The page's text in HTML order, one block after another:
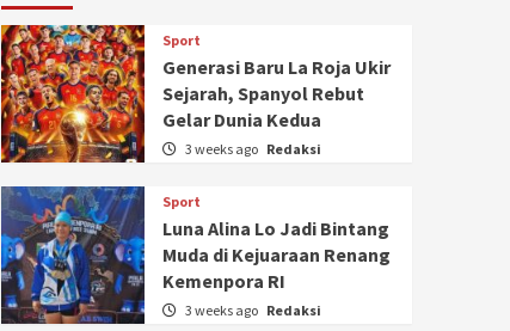
Sport
Generasi Baru La Roja Ukir
Sejarah, Spanyol Rebut
Gelar Dunia Kedua
3 weeks ago Redaksi
Sport
Luna Alina Lo Jadi Bintang
Muda di Kejuaraan Renang
Kemenpora RI
3 weeks ago Redaksi